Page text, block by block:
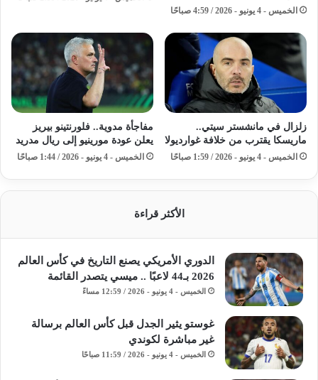
الخميس - 4 يونيو - 2026 / 4:59 صباحًا
زلزال في مانشستر سيتي..
ماريسكا يقترب من خلافة غوارديولا
الخميس - 4 يونيو - 2026 / 1:59 صباحًا
مفاجأة مدوية.. فلورنتينو بيريز
يعلن عودة مورينيو إلى ريال مدريد
الخميس - 4 يونيو - 2026 / 1:44 صباحًا
الأكثر قراءة
الدوري الأمريكي يصنع التاريخ في كأس العالم
2026 بـ44 لاعبًا .. ميسي يتصدر القائمة
الخميس - 4 يونيو - 2026 / 12:59 مساءً
غوستو يثير الجدل قبل كأس العالم برسالة
غير مباشرة لكوندي
الخميس - 4 يونيو - 2026 / 11:59 صباحًا